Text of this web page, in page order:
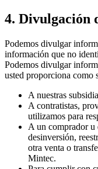
4. Divulgación
Podemos divulgar
información que no
Podemos divulgar
usted proporciona como
A nuestras
A contratistas,
utilizamos para
A un comprador u
desinversión,
otra venta o
Mintec.